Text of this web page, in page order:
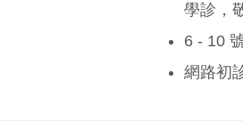
學診，
6 - 10
網路初